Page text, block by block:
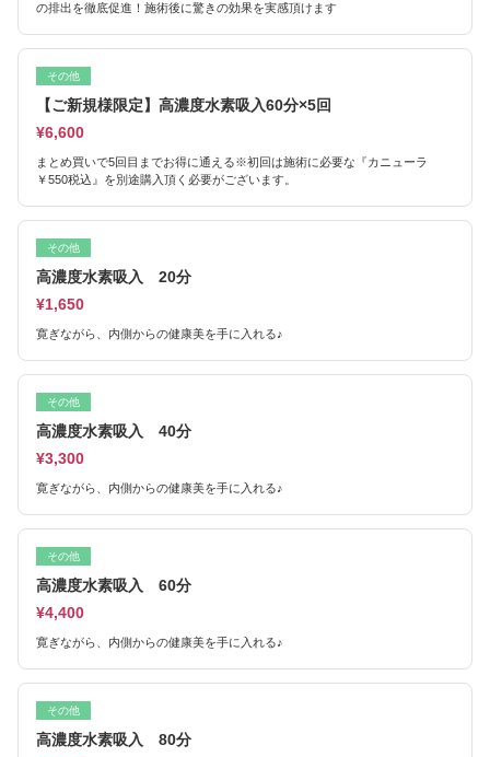
の排出を徹底促進！施術後に驚きの効果を実感頂けます
その他
【ご新規様限定】高濃度水素吸入60分×5回
¥6,600
まとめ買いで5回目までお得に通える※初回は施術に必要な『カニューラ
￥550税込』を別途購入頂く必要がございます。
その他
高濃度水素吸入 20分
¥1,650
寛ぎながら、内側からの健康美を手に入れる♪
その他
高濃度水素吸入 40分
¥3,300
寛ぎながら、内側からの健康美を手に入れる♪
その他
高濃度水素吸入 60分
¥4,400
寛ぎながら、内側からの健康美を手に入れる♪
その他
高濃度水素吸入 80分